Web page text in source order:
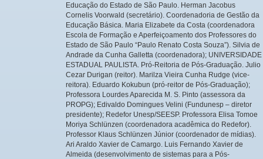
Educação do Estado de São Paulo. Herman Jacobus
Cornelis Voorwald (secretário). Coordenadoria de Gestão da
Educação Básica. Maria Elizabete da Costa (coordenadora
Escola de Formação e Aperfeiçoamento dos Professores do
Estado de São Paulo “Paulo Renato Costa Souza”). Silvia de
Andrade da Cunha Galletta (coordenadora); UNIVERSIDADE
ESTADUAL PAULISTA. Pró-Reitoria de Pós-Graduação. Julio
Cezar Durigan (reitor). Marilza Vieira Cunha Rudge (vice-
reitora). Eduardo Kokubun (pró-reitor de Pós-Graduação);
Professora Lourdes Aparecida M. S. Pinto (assessora da
PROPG); Edivaldo Domingues Velini (Fundunesp – diretor
presidente); Redefor Unesp/SEESP. Professora Elisa Tomoe
Moriya Schlünzen (coordenadora acadêmica do Redefor).
Professor Klaus Schlünzen Júnior (coordenador de mídias).
Ari Araldo Xavier de Camargo. Luis Fernando Xavier de
Almeida (desenvolvimento de sistemas para a Pós-